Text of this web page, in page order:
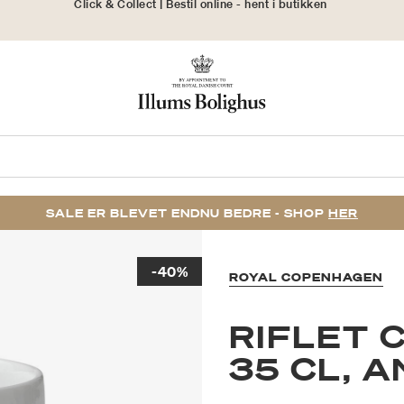
SALE ER BLEVET ENDNU BEDRE - SHOP HER
-40% ROYAL COPENHAGEN
RIFLET
35 CL,